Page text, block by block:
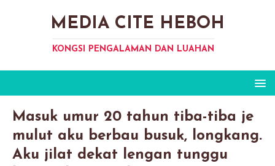
MEDIA CITE HEBOH
KONGSI PENGALAMAN DAN LUAHAN
Masuk umur 20 tahun tiba-tiba je
mulut aku berbau busuk, longkang.
Aku jilat dekat lengan tunggu